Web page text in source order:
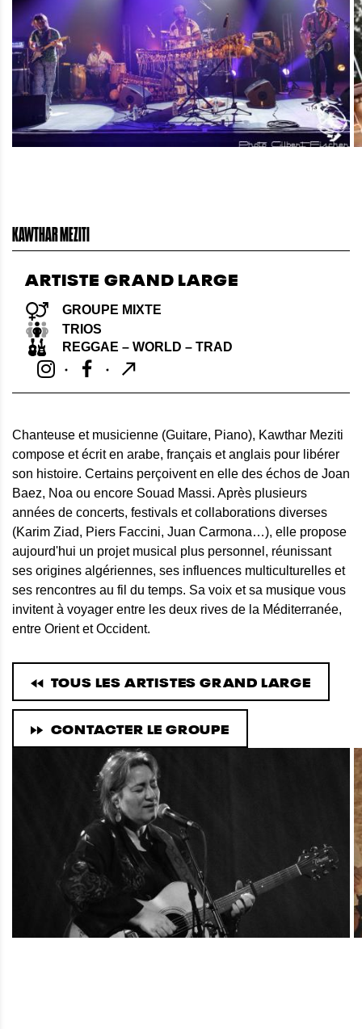
KAWTHAR MEZITI
ARTISTE GRAND LARGE
GROUPE MIXTE
TRIOS
REGGAE – WORLD – TRAD
Chanteuse et musicienne (Guitare, Piano), Kawthar Meziti
compose et écrit en arabe, français et anglais pour libérer
son histoire. Certains perçoivent en elle des échos de Joan
Baez, Noa ou encore Souad Massi. Après plusieurs
années de concerts, festivals et collaborations diverses
(Karim Ziad, Piers Faccini, Juan Carmona…), elle propose
aujourd'hui un projet musical plus personnel, réunissant
ses origines algériennes, ses influences multiculturelles et
ses rencontres au fil du temps. Sa voix et sa musique vous
invitent à voyager entre les deux rives de la Méditerranée,
entre Orient et Occident.
TOUS LES ARTISTES GRAND LARGE
CONTACTER LE GROUPE